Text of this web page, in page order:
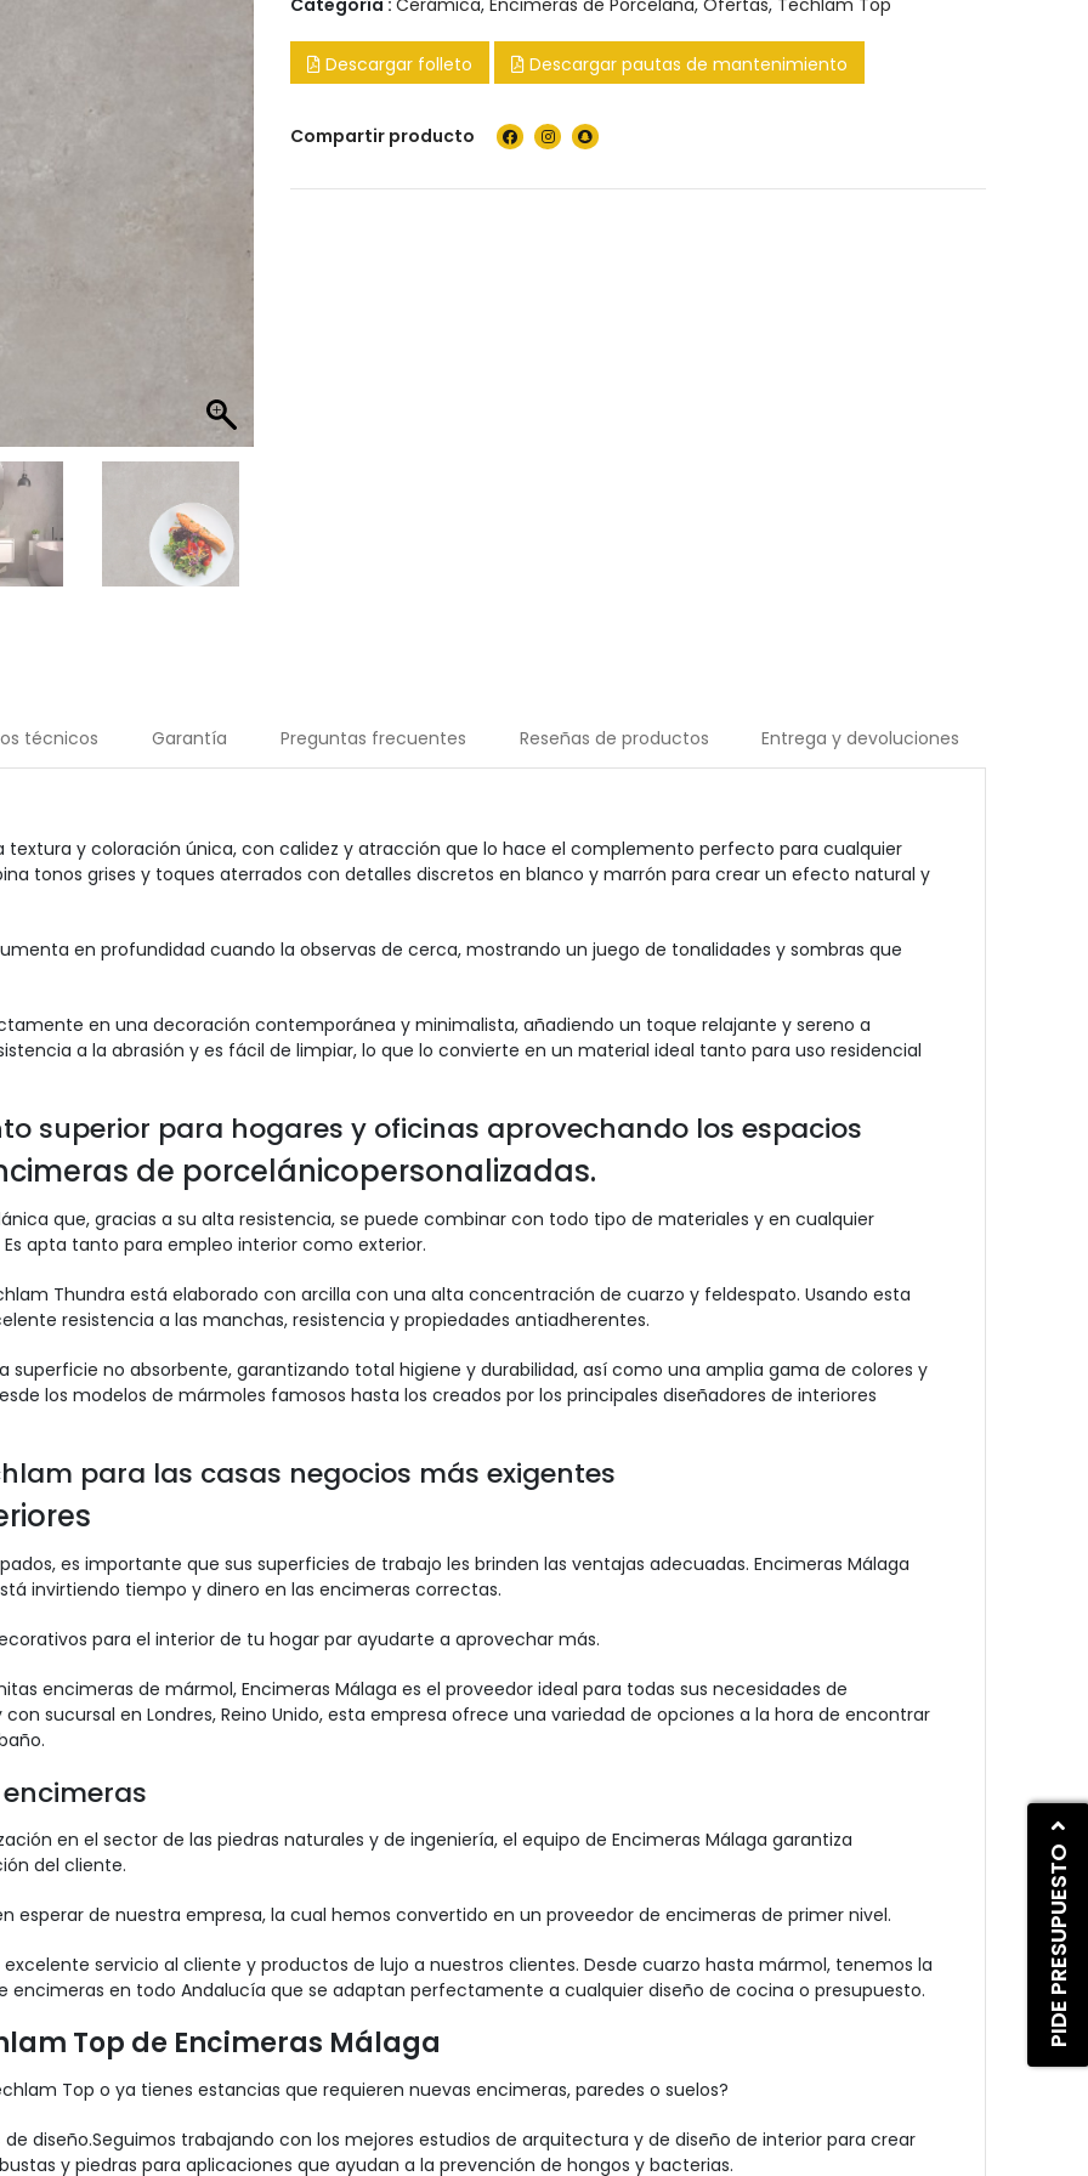
Categoría : Cerámica, Encimeras de Porcelana, Ofertas, Techlam Top
Descargar folleto Descargar pautas de mantenimiento
PIDE PRESUPUESTO
Compartir producto
técnicos Garantía Preguntas frecuentes Reseñas de productos Entrega y devoluciones
textura y coloración única, con calidez y atracción que lo hace el complemento perfecto para cualquier
tonos grises y toques aterrados con detalles discretos en blanco y marrón para crear un efecto natural y
en profundidad cuando la observas de cerca, mostrando un juego de tonalidades y sombras que
en una decoración contemporánea y minimalista, añadiendo un toque relajante y sereno a
a la abrasión y es fácil de limpiar, lo que lo convierte en un material ideal tanto para uso residencial
superior para hogares y oficinas aprovechando los espacios
de porcelánicopersonalizadas.
que, gracias a su alta resistencia, se puede combinar con todo tipo de materiales y en cualquier
apta tanto para empleo interior como exterior.
Thundra está elaborado con arcilla con una alta concentración de cuarzo y feldespato. Usando esta
resistencia a las manchas, resistencia y propiedades antiadherentes.
no absorbente, garantizando total higiene y durabilidad, así como una amplia gama de colores y
los modelos de mármoles famosos hasta los creados por los principales diseñadores de interiores
para las casas negocios más exigentes
es importante que sus superficies de trabajo les brinden las ventajas adecuadas. Encimeras Málaga
invirtiendo tiempo y dinero en las encimeras correctas.
para el interior de tu hogar par ayudarte a aprovechar más.
encimeras de mármol, Encimeras Málaga es el proveedor ideal para todas sus necesidades de
sucursal en Londres, Reino Unido, esta empresa ofrece una variedad de opciones a la hora de encontrar
en el sector de las piedras naturales y de ingeniería, el equipo de Encimeras Málaga garantiza
del cliente.
esperar de nuestra empresa, la cual hemos convertido en un proveedor de encimeras de primer nivel.
servicio al cliente y productos de lujo a nuestros clientes. Desde cuarzo hasta mármol, tenemos la
encimeras en todo Andalucía que se adaptan perfectamente a cualquier diseño de cocina o presupuesto.
Top de Encimeras Málaga
Top o ya tienes estancias que requieren nuevas encimeras, paredes o suelos?
diseño.Seguimos trabajando con los mejores estudios de arquitectura y de diseño de interior para crear
y piedras para aplicaciones que ayudan a la prevención de hongos y bacterias.